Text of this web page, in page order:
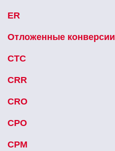
ER
Отложенные конверсии
CTC
CRR
CRO
CPO
CPM